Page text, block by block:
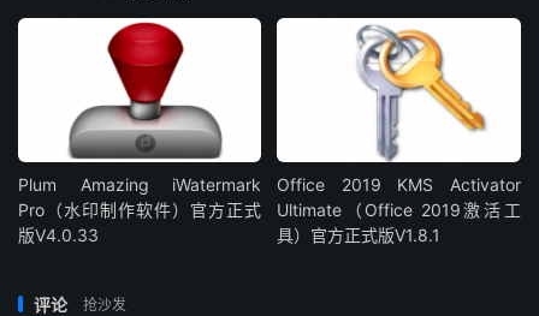
Plum Amazing iWatermark
Pro（水印制作软件）官方正式
版V4.0.33
Office 2019 KMS Activator
Ultimate（Office 2019激活工
具）官方正式版V1.8.1
评论 抢沙发